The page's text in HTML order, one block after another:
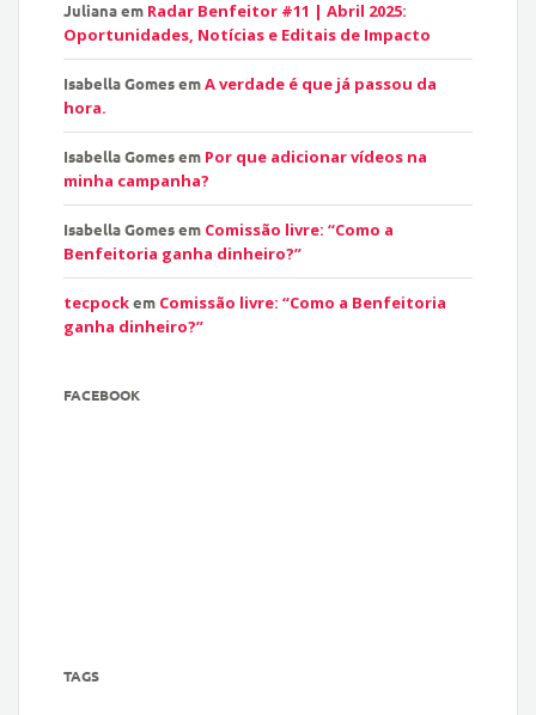
Julianaem Radar Benfeitor #11 | Abril 2025:
Oportunidades, Notícias e Editais de Impacto
Isabella GomesemA verdade é que já passou da
hora.
Isabella Gomesem Por que adicionar vídeos na
minha campanha?
Isabella Gomesem Comissão livre: “Como a
Benfeitoria ganha dinheiro?”
tecpockem Comissão livre: “Como a Benfeitoria
ganha dinheiro?”
FACEBOOK
TAGS